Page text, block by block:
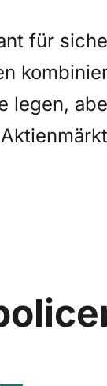
für
legen,